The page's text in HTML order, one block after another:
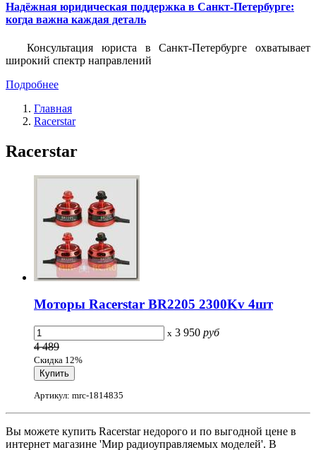
Надёжная юридическая поддержка в Санкт-Петербурге:
когда важна каждая деталь
Консультация юриста в Санкт-Петербурге охватывает
широкий спектр направлений
Подробнее
Главная
Racerstar
Racerstar
Моторы Racerstar BR2205 2300Kv 4шт
x 3 950 руб
4 489
Скидка 12%
Артикул: mrc-1814835
Вы можете купить Racerstar недорого и по выгодной цене в
интернет магазине 'Мир радиоуправляемых моделей'. В